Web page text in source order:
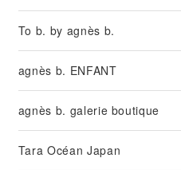
To b. by agnès b.
agnès b. ENFANT
agnès b. galerie boutique
Tara Océan Japan